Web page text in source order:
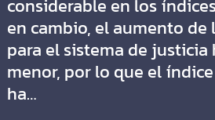
considerable en los
en cambio, el aumento de
para el sistema de justicia
menor, por lo que el
ha…